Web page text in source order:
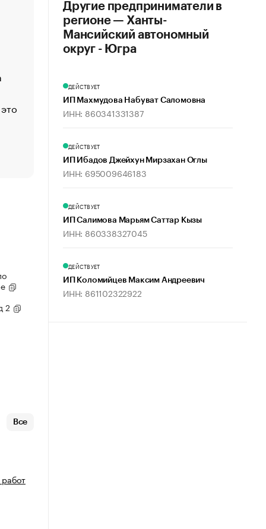
«Деньги будут не нужны»: что рассказал Маск в
Economist
Функции менеджмента: пять ключевых основ
управления
Стресс обеспеченных людей: почему рост доходов
пользователей
2
Все
Другие предприниматели в
регионе — Ханты-
Мансийский автономный
округ - Югра
ДЕЙСТВУЕТ
ИП Махмудова Набуват Саломовна
ИНН: 860341331387
ДЕЙСТВУЕТ
ИП Ибадов Джейхун Мирзахан Оглы
ИНН: 695009646183
ДЕЙСТВУЕТ
ИП Салимова Марьям Саттар Кызы
ИНН: 860338327045
ДЕЙСТВУЕТ
ИП Коломийцев Максим Андреевич
ИНН: 861102322922